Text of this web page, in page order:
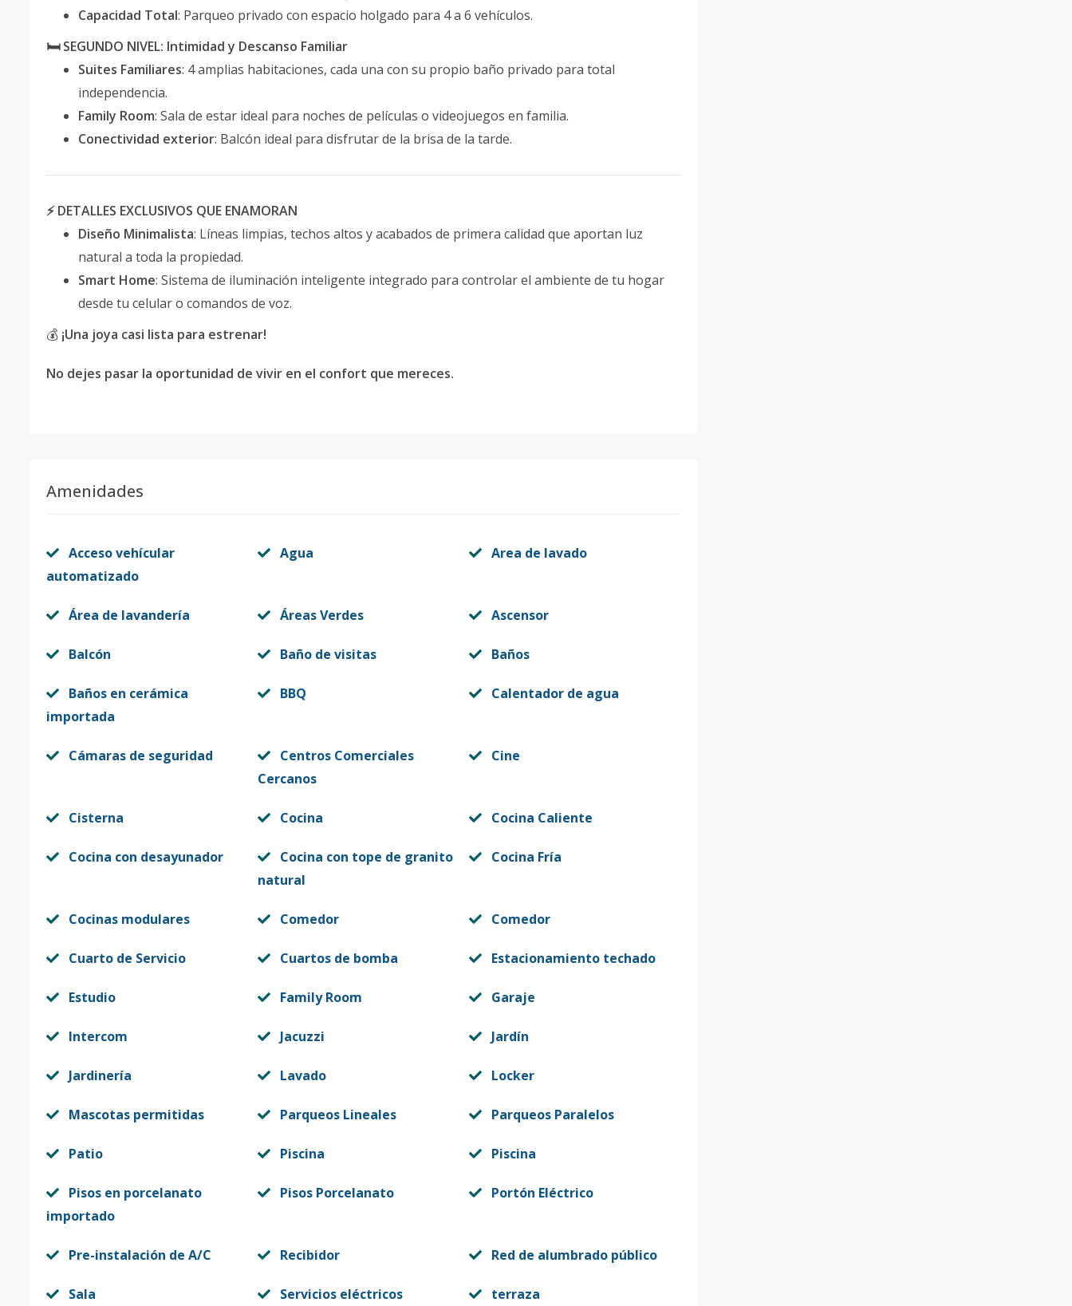
Capacidad Total: Parqueo privado con espacio holgado para 4 a 6 vehículos.
🛏️ SEGUNDO NIVEL: Intimidad y Descanso Familiar
Suites Familiares: 4 amplias habitaciones, cada una con su propio baño privado para total
independencia.
Family Room: Sala de estar ideal para noches de películas o videojuegos en familia.
Conectividad exterior: Balcón ideal para disfrutar de la brisa de la tarde.
⚡ DETALLES EXCLUSIVOS QUE ENAMORAN
Diseño Minimalista: Líneas limpias, techos altos y acabados de primera calidad que aportan luz
natural a toda la propiedad.
Smart Home: Sistema de iluminación inteligente integrado para controlar el ambiente de tu hogar
desde tu celular o comandos de voz.
💰 ¡Una joya casi lista para estrenar!
No dejes pasar la oportunidad de vivir en el confort que mereces.
Amenidades
Acceso vehícular
automatizado
Agua Area de lavado
Área de lavandería Áreas Verdes Ascensor
Balcón Baño de visitas Baños
Baños en cerámica
importada
BBQ Calentador de agua
Cámaras de seguridad
Centros Comerciales
Cercanos
Cine
Cisterna Cocina Cocina Caliente
Cocina con desayunador
Cocina con tope de granito
natural
Cocina Fría
Cocinas modulares Comedor Comedor
Cuarto de Servicio Cuartos de bomba Estacionamiento techado
Estudio Family Room Garaje
Intercom Jacuzzi Jardín
Jardinería Lavado Locker
Mascotas permitidas Parqueos Lineales Parqueos Paralelos
Patio Piscina Piscina
Pisos en porcelanato
importado
Pisos Porcelanato Portón Eléctrico
Pre-instalación de A/C Recibidor Red de alumbrado público
Sala Servicios eléctricos terraza